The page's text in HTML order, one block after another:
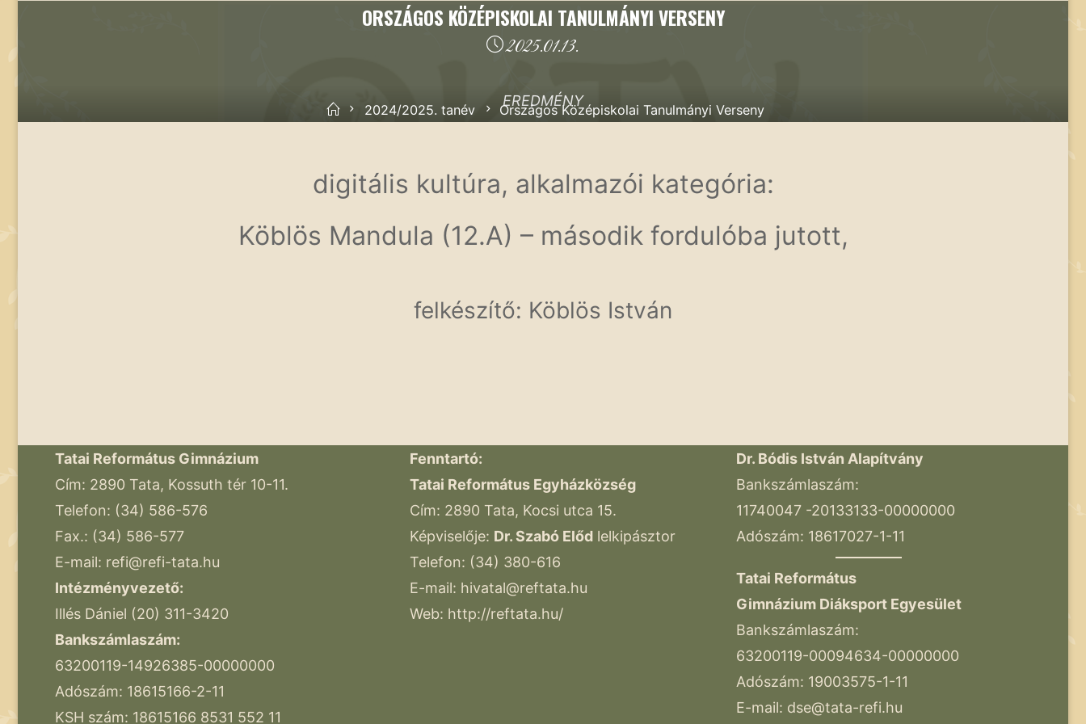
ORSZÁGOS KÖZÉPISKOLAI TANULMÁNYI VERSENY
2025.01.13.
EREDMÉNY
Kezdőoldal
2024/2025. tanév Országos Középiskolai Tanulmányi Verseny
digitális kultúra, alkalmazói kategória:
Köblös Mandula (12.A) – második fordulóba jutott,
felkészítő: Köblös István
Tatai Református Gimnázium
Cím: 2890 Tata, Kossuth tér 10-11.
Telefon: (34) 586-576
Fax.: (34) 586-577
E-mail: refi@refi-tata.hu
Intézményvezető:
Illés Dániel (20) 311-3420
Bankszámlaszám:
63200119-14926385-00000000
Adószám: 18615166-2-11
KSH szám: 18615166 8531 552 11
Fenntartó:
Tatai Református Egyházközség
Cím: 2890 Tata, Kocsi utca 15.
Képviselője: Dr. Szabó Előd lelkipásztor
Telefon: (34) 380-616
E-mail: hivatal@reftata.hu
Web: http://reftata.hu/
Dr. Bódis István Alapítvány
Bankszámlaszám:
11740047 -20133133-00000000
Adószám: 18617027-1-11
Tatai Református
Gimnázium Diáksport Egyesület
Bankszámlaszám:
63200119-00094634-00000000
Adószám: 19003575-1-11
E-mail: dse@tata-refi.hu